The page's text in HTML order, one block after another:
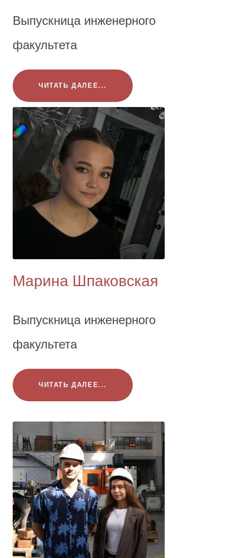
Выпускница инженерного
факультета
ЧИТАТЬ ДАЛЕЕ...
Марина Шпаковская
Выпускница инженерного
факультета
ЧИТАТЬ ДАЛЕЕ...